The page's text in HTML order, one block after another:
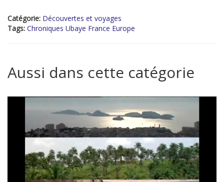
Catégorie: Découvertes et voyages
Tags: Chroniques Ubaye France Europe
Aussi dans cette catégorie